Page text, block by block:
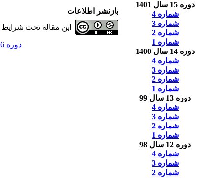
دوره 15 سال 1401
شماره 4
شماره 3
شماره 2
شماره 1
دوره 14 سال 1400
شماره 4
شماره 3
شماره 2
شماره 1
دوره 13 سال 99
شماره 4
شماره 3
شماره 2
شماره 1
دوره 12 سال 98
شماره 4
شماره 3
شماره 2
بازنشر اطلاعات
این مقاله تحت شرایط
دوره 16، شماره 3 - ( 9-1402 )